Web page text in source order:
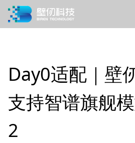
Day0适配｜壁
支持智谱旗舰
2